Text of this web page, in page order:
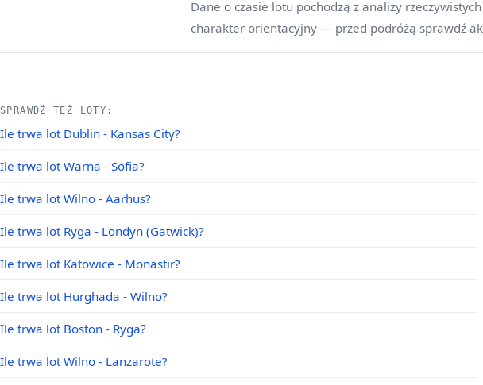
Dane o czasie lotu pochodzą z analizy
charakter orientacyjny — przed podróżą sprawdź
SPRAWDŹ TEŻ LOTY:
Ile trwa lot Dublin - Kansas City?
Ile trwa lot Warna - Sofia?
Ile trwa lot Wilno - Aarhus?
Ile trwa lot Ryga - Londyn (Gatwick)?
Ile trwa lot Katowice - Monastir?
Ile trwa lot Hurghada - Wilno?
Ile trwa lot Boston - Ryga?
Ile trwa lot Wilno - Lanzarote?